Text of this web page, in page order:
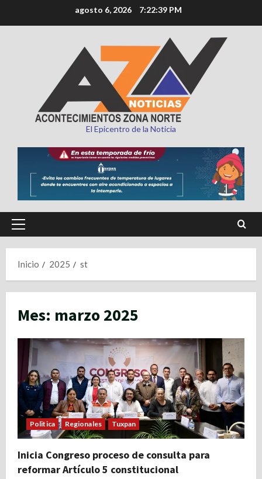
al
agosto 6, 2026 7:22:40 PM
El Epicentro de la Noticia
Menú
Inicio
2025 st
Mes: marzo 2025
Politica Regionales Tuxpan
Inicia Congreso proceso de consulta para
reformar Artículo 5 constitucional